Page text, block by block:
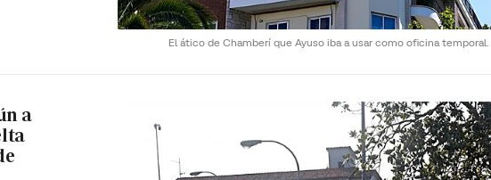
El ático de Chamberí que Ayuso iba a usar como oficina temporal.
a